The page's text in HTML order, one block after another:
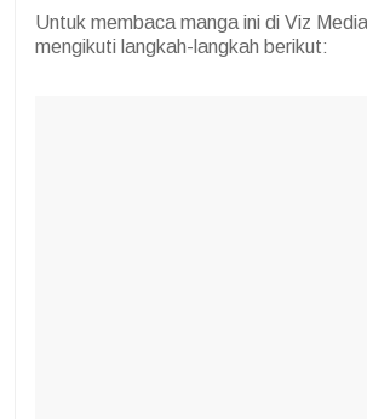
Untuk membaca manga ini di Viz
mengikuti langkah-langkah berikut: